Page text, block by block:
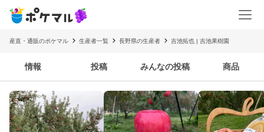
産直・通販のポケマル 生産者一覧 長野県の生産者 吉池拓也 | 吉池果樹園
情報 投稿 みんなの投稿 商品